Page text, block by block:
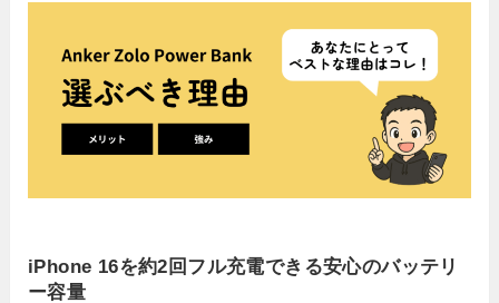
iPhone 16を約2回フル充電できる安心のバッテリ
ー容量